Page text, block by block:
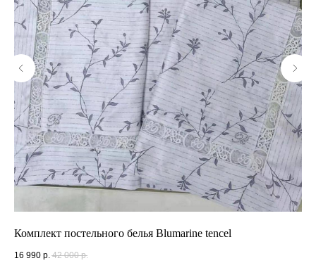
Комплект постельного белья Blumarine tencel
16 990 р. 42 000 р.